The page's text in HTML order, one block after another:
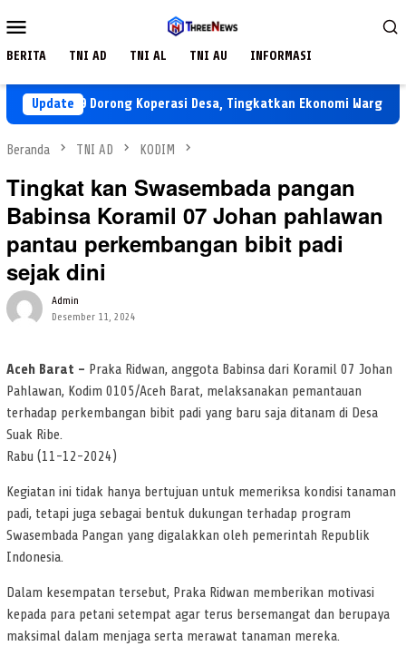
ke
Mobile
BERITA TNI AD TNI AL TNI AU INFORMASI
Update
TMMD 129 Dorong Koperasi Desa, Tingkatkan Ekonomi Warga
Beranda TNI AD KODIM
Tingkat kan Swasembada pangan
Babinsa Koramil 07 Johan pahlawan
pantau perkembangan bibit padi
sejak dini
Admin
Desember 11, 2024
Aceh Barat – Praka Ridwan, anggota Babinsa dari Koramil 07 Johan
Pahlawan, Kodim 0105/Aceh Barat, melaksanakan pemantauan
terhadap perkembangan bibit padi yang baru saja ditanam di Desa
Suak Ribe.
Rabu (11-12-2024)
Kegiatan ini tidak hanya bertujuan untuk memeriksa kondisi tanaman
padi, tetapi juga sebagai bentuk dukungan terhadap program
Swasembada Pangan yang digalakkan oleh pemerintah Republik
Indonesia.
Dalam kesempatan tersebut, Praka Ridwan memberikan motivasi
kepada para petani setempat agar terus bersemangat dan berupaya
maksimal dalam menjaga serta merawat tanaman mereka.